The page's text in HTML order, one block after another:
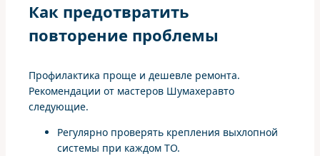
Как предотвратить
повторение проблемы
Профилактика проще и дешевле ремонта.
Рекомендации от мастеров Шумахеравто
следующие.
Регулярно проверять крепления выхлопной
системы при каждом ТО.